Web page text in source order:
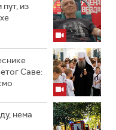
из
Саве:
нема